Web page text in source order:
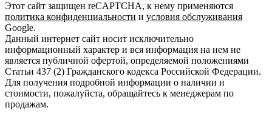
Этот сайт защищен reCAPTCHA, к нему применяются
политика конфиденциальности и условия обслуживания
Google.
Данный интернет сайт носит исключительно
информационный характер и вся информация на нем не
является публичной офертой, определяемой положениями
Статьи 437 (2) Гражданского кодекса Российской Федерации.
Для получения подробной информации о наличии и
стоимости, пожалуйста, обращайтесь к менеджерам по
продажам.